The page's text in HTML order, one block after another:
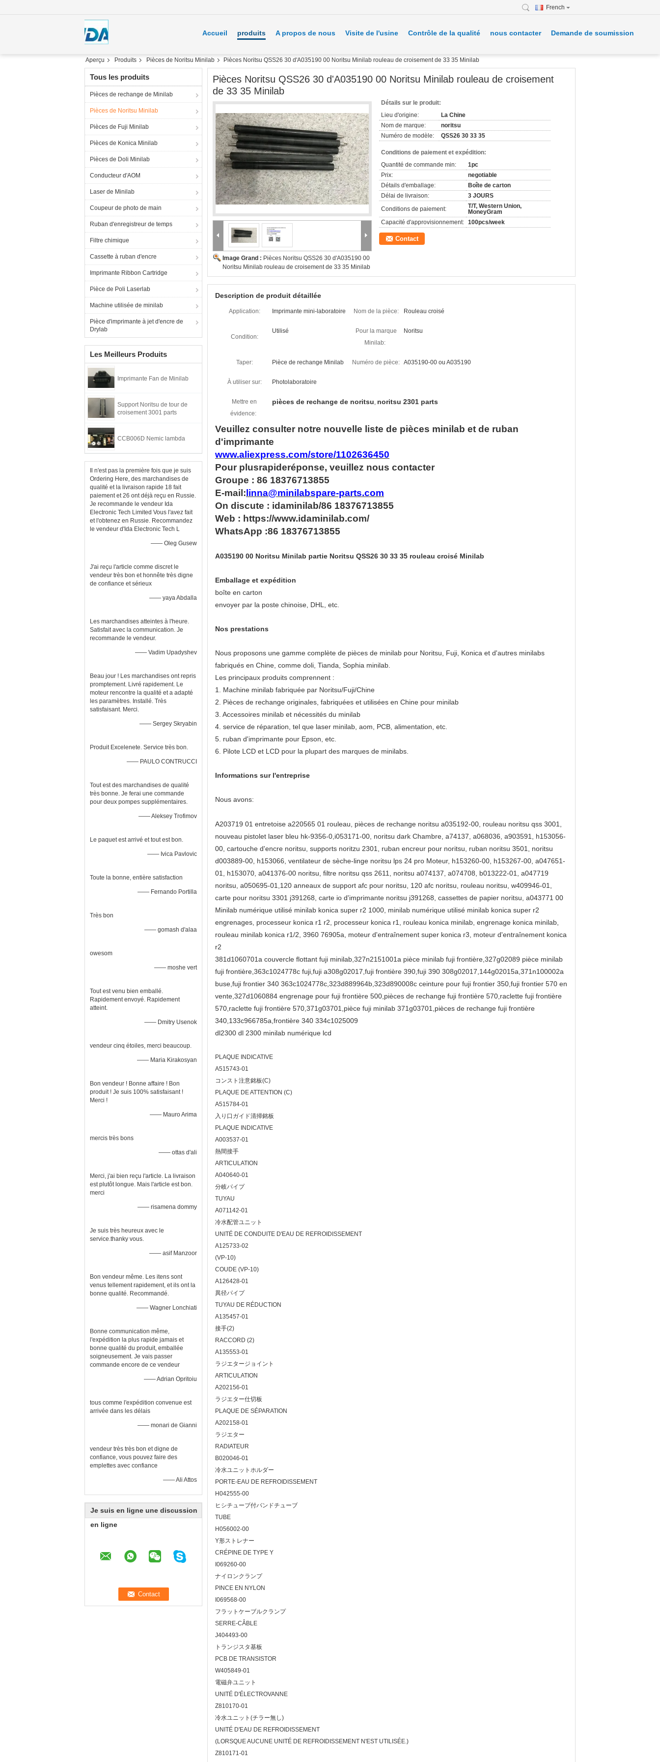
French
Accueil produits A propos de nous Visite de l'usine Contrôle de la qualité nous contacter Demande de soumission
Aperçu Produits Pièces de Noritsu Minilab Pièces Noritsu QSS26 30 d'A035190 00 Noritsu Minilab rouleau de croisement de 33 35 Minilab
Tous les produits
Pièces de rechange de Minilab
Pièces de Noritsu Minilab
Pièces de Fuji Minilab
Pièces de Konica Minilab
Pièces de Doli Minilab
Conducteur d'AOM
Laser de Minilab
Coupeur de photo de main
Ruban d'enregistreur de temps
Filtre chimique
Cassette à ruban d'encre
Imprimante Ribbon Cartridge
Pièce de Poli Laserlab
Machine utilisée de minilab
Pièce d'imprimante à jet d'encre de
Drylab
Les Meilleurs Produits
Imprimante Fan de Minilab
Support Noritsu de tour de
croisement 3001 parts
CCB006D Nemic lambda
Il n'est pas la première fois que je suis
Ordering Here, des marchandises de
qualité et la livraison rapide 18 fait
paiement et 26 ont déjà reçu en Russie.
Je recommande le vendeur Ida
Electronic Tech Limited Vous l'avez fait
et l'obtenez en Russie. Recommandez
le vendeur d'Ida Electronic Tech L
—— Oleg Gusew
J'ai reçu l'article comme discret le
vendeur très bon et honnête très digne
de confiance et sérieux
—— yaya Abdalla
Les marchandises atteintes à l'heure.
Satisfait avec la communication. Je
recommande le vendeur.
—— Vadim Upadyshev
Beau jour ! Les marchandises ont repris
promptement. Livré rapidement. Le
moteur rencontre la qualité et a adapté
les paramètres. Installé. Très
satisfaisant. Merci.
—— Sergey Skryabin
Produit Excelenete. Service très bon.
—— PAULO CONTRUCCI
Tout est des marchandises de qualité
très bonne. Je ferai une commande
pour deux pompes supplémentaires.
—— Aleksey Trofimov
Le paquet est arrivé et tout est bon.
—— Ivica Pavlovic
Toute la bonne, entière satisfaction
—— Fernando Portilla
Très bon
—— gomash d'alaa
owesom
—— moshe vert
Tout est venu bien emballé.
Rapidement envoyé. Rapidement
atteint.
—— Dmitry Usenok
vendeur cinq étoiles, merci beaucoup.
—— Maria Kirakosyan
Bon vendeur ! Bonne affaire ! Bon
produit ! Je suis 100% satisfaisant !
Merci !
—— Mauro Arima
mercis très bons
—— ottas d'ali
Merci, j'ai bien reçu l'article. La livraison
est plutôt longue. Mais l'article est bon.
merci
—— risamena dommy
Je suis très heureux avec le
service.thanky vous.
—— asif Manzoor
Bon vendeur même. Les itens sont
venus tellement rapidement, et ils ont la
bonne qualité. Recommandé.
—— Wagner Lonchiati
Bonne communication même,
l'expédition la plus rapide jamais et
bonne qualité du produit, emballée
soigneusement. Je vais passer
commande encore de ce vendeur
—— Adrian Opritoiu
tous comme l'expédition convenue est
arrivée dans les délais
—— monari de Gianni
vendeur très très bon et digne de
confiance, vous pouvez faire des
emplettes avec confiance
—— Ali Attos
Je suis en ligne une discussion
en ligne
Pièces Noritsu QSS26 30 d'A035190 00 Noritsu Minilab rouleau de croisement
de 33 35 Minilab
Image Grand : Pièces Noritsu QSS26 30 d'A035190 00
Noritsu Minilab rouleau de croisement de 33 35 Minilab
Détails sur le produit:
Lieu d'origine:
La Chine
Nom de marque:
noritsu
Numéro de modèle:
QSS26 30 33 35
Conditions de paiement et expédition:
Quantité de commande min:
1pc
Prix:
negotiable
Détails d'emballage:
Boîte de carton
Délai de livraison:
3 JOURS
Conditions de paiement:
T/T, Western Union,
MoneyGram
Capacité d'approvisionnement: 100pcs/week
Contact
Description de produit détaillée
Application: Imprimante mini-laboratoire Nom de la pièce: Rouleau croisé
Condition:
Utilisé
Pour la marque
Minilab:
Noritsu
Taper: Pièce de rechange Minilab Numéro de pièce: A035190-00 ou A035190
À utiliser sur: Photolaboratoire
Mettre en
évidence:
pièces de rechange de noritsu, noritsu 2301 parts
Veuillez consulter notre nouvelle liste de pièces minilab et de ruban
d'imprimante
www.aliexpress.com/store/1102636450
Pour plusrapideréponse, veuillez nous contacter
Groupe : 86 18376713855
E-mail: linna@minilabspare-parts.com
On discute : idaminilab/86 18376713855
Web : https://www.idaminilab.com/
WhatsApp :86 18376713855
A035190 00 Noritsu Minilab partie Noritsu QSS26 30 33 35 rouleau croisé Minilab
Emballage et expédition
boîte en carton
envoyer par la poste chinoise, DHL, etc.
Nos prestations
Nous proposons une gamme complète de pièces de minilab pour Noritsu, Fuji, Konica et d'autres minilabs
fabriqués en Chine, comme doli, Tianda, Sophia minilab.
Les principaux produits comprennent :
1. Machine minilab fabriquée par Noritsu/Fuji/Chine
2. Pièces de rechange originales, fabriquées et utilisées en Chine pour minilab
3. Accessoires minilab et nécessités du minilab
4. service de réparation, tel que laser minilab, aom, PCB, alimentation, etc.
5. ruban d'imprimante pour Epson, etc.
6. Pilote LCD et LCD pour la plupart des marques de minilabs.
Informations sur l'entreprise
Nous avons:
A203719 01 entretoise a220565 01 rouleau, pièces de rechange noritsu a035192-00, rouleau noritsu qss 3001,
nouveau pistolet laser bleu hk-9356-0,i053171-00, noritsu dark Chambre, a74137, a068036, a903591, h153056-
00, cartouche d'encre noritsu, supports noritzu 2301, ruban encreur pour noritsu, ruban noritsu 3501, noritsu
d003889-00, h153066, ventilateur de sèche-linge noritsu lps 24 pro Moteur, h153260-00, h153267-00, a047651-
01, h153070, a041376-00 noritsu, filtre noritsu qss 2611, noritsu a074137, a074708, b013222-01, a047719
noritsu, a050695-01,120 anneaux de support afc pour noritsu, 120 afc noritsu, rouleau noritsu, w409946-01,
carte pour noritsu 3301 j391268, carte io d'imprimante noritsu j391268, cassettes de papier noritsu, a043771 00
Minilab numérique utilisé minilab konica super r2 1000, minilab numérique utilisé minilab konica super r2
engrenages, processeur konica r1 r2, processeur konica r1, rouleau konica minilab, engrenage konica minilab,
rouleau minilab konica r1/2, 3960 76905a, moteur d'entraînement super konica r3, moteur d'entraînement konica
r2
381d1060701a couvercle flottant fuji minilab,327n2151001a pièce minilab fuji frontière,327g02089 pièce minilab
fuji frontière,363c1024778c fuji,fuji a308g02017,fuji frontière 390,fuji 390 308g02017,144g02015a,371n100002a
buse,fuji frontier 340 363c1024778c,323d889964b,323d890008c ceinture pour fuji frontier 350,fuji frontier 570 en
vente,327d1060884 engrenage pour fuji frontière 500,pièces de rechange fuji frontière 570,raclette fuji frontière
570,raclette fuji frontière 570,371g03701,pièce fuji minilab 371g03701,pièces de rechange fuji frontière
340,133c966785a,frontière 340 334c1025009
dl2300 dl 2300 minilab numérique lcd
PLAQUE INDICATIVE
A515743-01
コンスト注意銘板(C)
PLAQUE DE ATTENTION (C)
A515784-01
入り口ガイド清掃銘板
PLAQUE INDICATIVE
A003537-01
熱間接手
ARTICULATION
A040640-01
分岐パイプ
TUYAU
A071142-01
冷水配管ユニット
UNITÉ DE CONDUITE D'EAU DE REFROIDISSEMENT
A125733-02
(VP-10)
COUDE (VP-10)
A126428-01
異径パイプ
TUYAU DE RÉDUCTION
A135457-01
接手(2)
RACCORD (2)
A135553-01
ラジエタージョイント
ARTICULATION
A202156-01
ラジエター仕切板
PLAQUE DE SÉPARATION
A202158-01
ラジエター
RADIATEUR
B020046-01
冷水ユニットホルダー
PORTE-EAU DE REFROIDISSEMENT
H042555-00
ヒシチューブ付バンドチューブ
TUBE
H056002-00
Y形ストレナー
CRÉPINE DE TYPE Y
I069260-00
ナイロンクランプ
PINCE EN NYLON
I069568-00
フラットケーブルクランプ
SERRE-CÂBLE
J404493-00
トランジスタ基板
PCB DE TRANSISTOR
W405849-01
電磁弁ユニット
UNITÉ D'ÉLECTROVANNE
Z810170-01
冷水ユニット(チラー無し)
UNITÉ D'EAU DE REFROIDISSEMENT
(LORSQUE AUCUNE UNITÉ DE REFROIDISSEMENT N'EST UTILISÉE.)
Z810171-01